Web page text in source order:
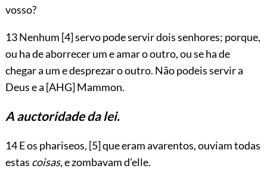
vosso?
13 Nenhum [4]servo pode servir dois senhores; porque,
ou ha de aborrecer um e amar o outro, ou se ha de
chegar a um e desprezar o outro. Não podeis servir a
Deus e a [AHG]Mammon.
A auctoridade da lei.
14 E os phariseos, [5]que eram avarentos, ouviam todas
estas coisas, e zombavam d’elle.